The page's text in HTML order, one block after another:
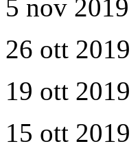
5 nov 2019
26 ott 2019
19 ott 2019
15 ott 2019